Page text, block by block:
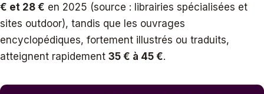
€ et 28 € en 2025 (source : librairies spécialisées et
sites outdoor), tandis que les ouvrages
encyclopédiques, fortement illustrés ou traduits,
atteignent rapidement 35 € à 45 €.